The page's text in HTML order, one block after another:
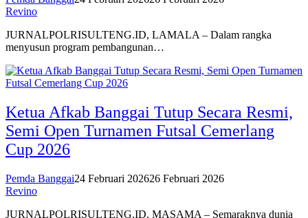
Revino
JURNALPOLRISULTENG.ID, LAMALA – Dalam rangka
menyusun program pembangunan…
Ketua Afkab Banggai Tutup Secara Resmi,
Semi Open Turnamen Futsal Cemerlang
Cup 2026
Pemda Banggai24 Februari 202626 Februari 2026
Revino
JURNALPOLRISULTENG.ID, MASAMA – Semaraknya dunia